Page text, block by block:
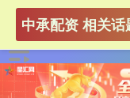
中承配资 相关话